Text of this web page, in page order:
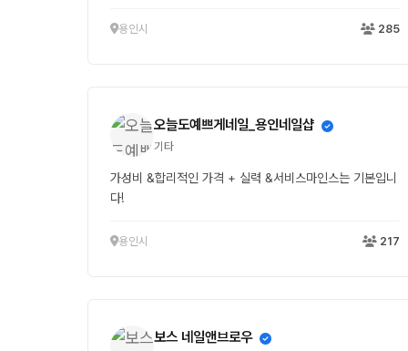
용인시 285
오늘도예쁘게네일_용인네일샵
기타
가성비 &합리적인 가격 + 실력 &서비스마인스는 기본입니
다!
용인시 217
보스 네일앤브로우